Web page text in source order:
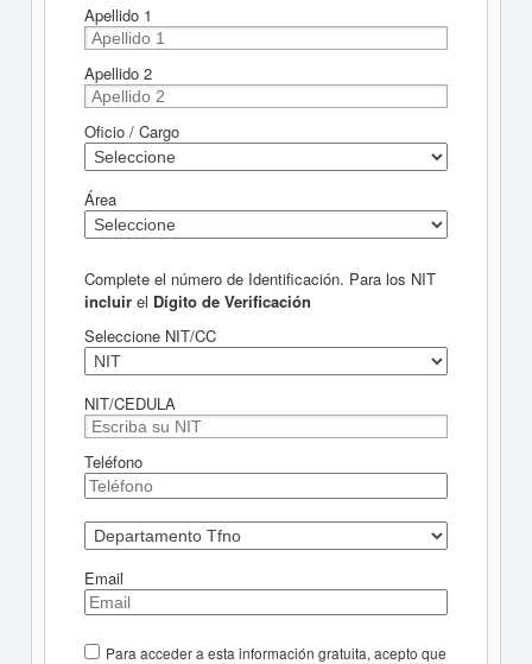
Apellido 1
Apellido 2
Oficio / Cargo
Área
Complete el número de Identificación. Para los NIT
incluirel Dígito de Verificación
Seleccione NIT/CC
NIT/CEDULA
Teléfono
Email
Para acceder a esta información gratuita, acepto que